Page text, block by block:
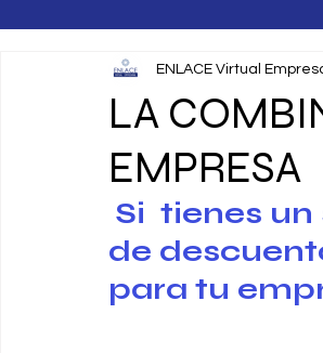
Promociones CONTPAQi®
LA
EMPRESA
ENLACE Virtual
Si  tienes
de
para tu